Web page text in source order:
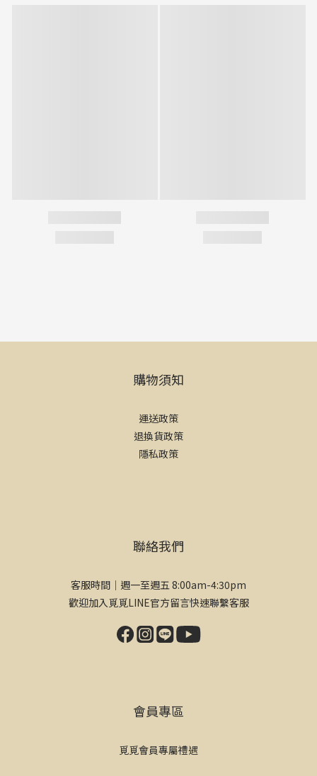
購物須知
運送政策
退換貨政策
隱私政策
聯絡我們
客服時間｜週一至週五 8:00am-4:30pm
歡迎加入覓覓LINE官方留言快速聯繫客服
會員專區
覓覓會員專屬禮遇